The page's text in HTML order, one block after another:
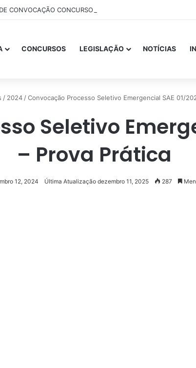
CONVOCAÇÃO CONCURSO 01-2025
CONCURSOS LEGISLAÇÃO NOTÍCIAS
/ 2024 /Convocação Processo Seletivo Emergencial SAE 01/
Seletivo
– Prova Prática
12, 2024 Última Atualização dezembro 11, 2025 287